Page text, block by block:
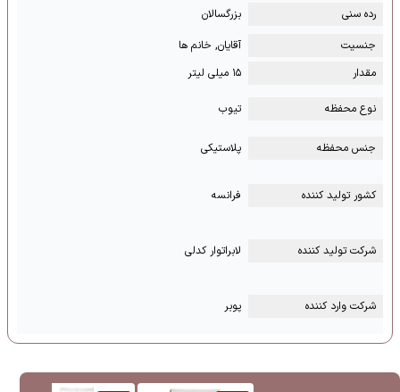
رده سنی
بزرگسالان
جنسیت
آقایان, خانم ها
مقدار
۱۵ میلی لیتر
نوع محفظه تیوب
جنس محفظه پلاستیکی
کشور تولید کننده فرانسه
شرکت تولید کننده لابراتوار کدلی
شرکت وارد کننده پوبر